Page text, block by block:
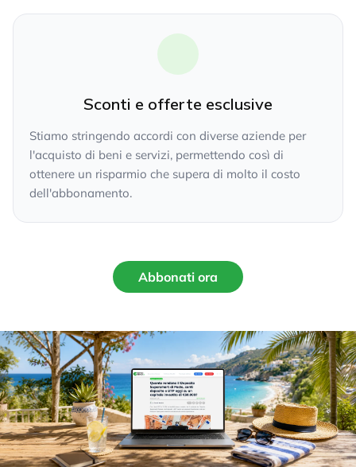
Sconti e offerte esclusive
Stiamo stringendo accordi con diverse aziende per
l'acquisto di beni e servizi, permettendo così di
ottenere un risparmio che supera di molto il costo
dell'abbonamento.
Abbonati ora